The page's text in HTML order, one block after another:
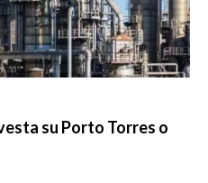
su Porto Torres o